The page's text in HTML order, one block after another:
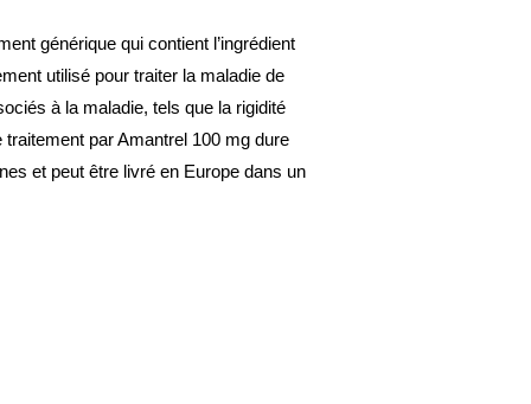
générique qui contient l’ingrédient
utilisé pour traiter la maladie de
à la maladie, tels que la rigidité
par Amantrel 100 mg dure
et peut être livré en Europe dans un